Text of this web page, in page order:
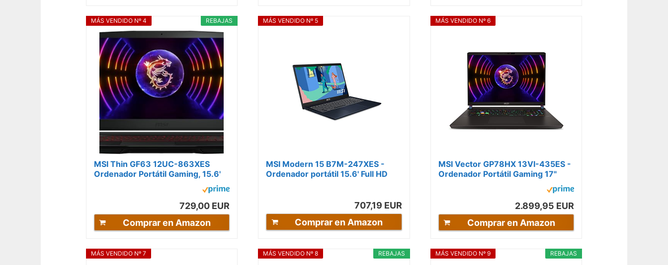
REBAJAS
MÁS VENDIDO Nº 4
MSI Thin GF63 12UC-863XES
Ordenador Portátil Gaming, 15.6'
729,00 EUR
Comprar en Amazon
MÁS VENDIDO Nº 5
MSI Modern 15 B7M-247XES -
Ordenador portátil 15.6' Full HD
707,19 EUR
Comprar en Amazon
MÁS VENDIDO Nº 6
MSI Vector GP78HX 13VI-435ES -
Ordenador Portátil Gaming 17"
16:10 QHD+, 240Hz (Intel Core...
2.899,95 EUR
Comprar en Amazon
MÁS VENDIDO Nº 7 REBAJAS
MÁS VENDIDO Nº 8 REBAJAS
MÁS VENDIDO Nº 9